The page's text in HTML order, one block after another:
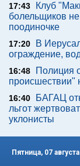
17:43
Клуб
болельщиков
поодиночке
17:20
В
ограждение,
16:48
Полиция
происшествии"
16:40
БАГАЦ
льгот
уклонисты
Пятница, 07